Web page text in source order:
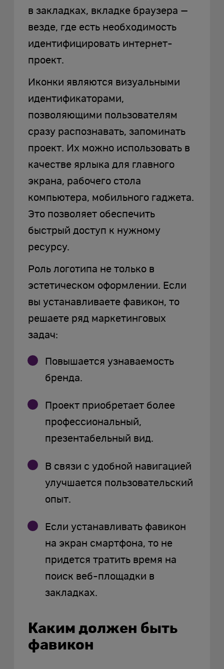
в закладках, вкладке браузера —
везде, где есть необходимость
идентифицировать интернет-
проект.
Иконки являются визуальными
идентификаторами,
позволяющими пользователям
сразу распознавать, запоминать
проект. Их можно использовать в
качестве ярлыка для главного
экрана, рабочего стола
компьютера, мобильного гаджета.
Это позволяет обеспечить
быстрый доступ к нужному
ресурсу.
Роль логотипа не только в
эстетическом оформлении. Если
вы устанавливаете фавикон, то
решаете ряд маркетинговых
задач:
Повышается узнаваемость
бренда.
Проект приобретает более
профессиональный,
презентабельный вид.
В связи с удобной навигацией
улучшается пользовательский
опыт.
Если устанавливать фавикон
на экран смартфона, то не
придется тратить время на
поиск веб-площадки в
закладках.
Каким должен быть
фавикон